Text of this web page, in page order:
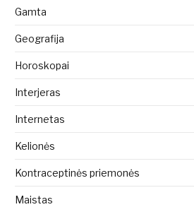
Gamta
Geografija
Horoskopai
Interjeras
Internetas
Kelionės
Kontraceptinės priemonės
Maistas